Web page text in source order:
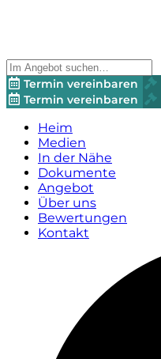
Termin vereinbaren
Termin vereinbaren
Heim
Medien
In der Nähe
Dokumente
Angebot
Über uns
Bewertungen
Kontakt